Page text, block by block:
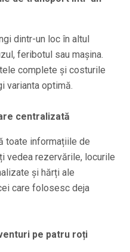
dintr-un loc în altul
feribotul sau mașina.
complete și costurile
varianta optimă.
centralizată
toate informațiile de
vedea rezervările, locurile
și hărți ale
care folosesc deja
pe patru roți